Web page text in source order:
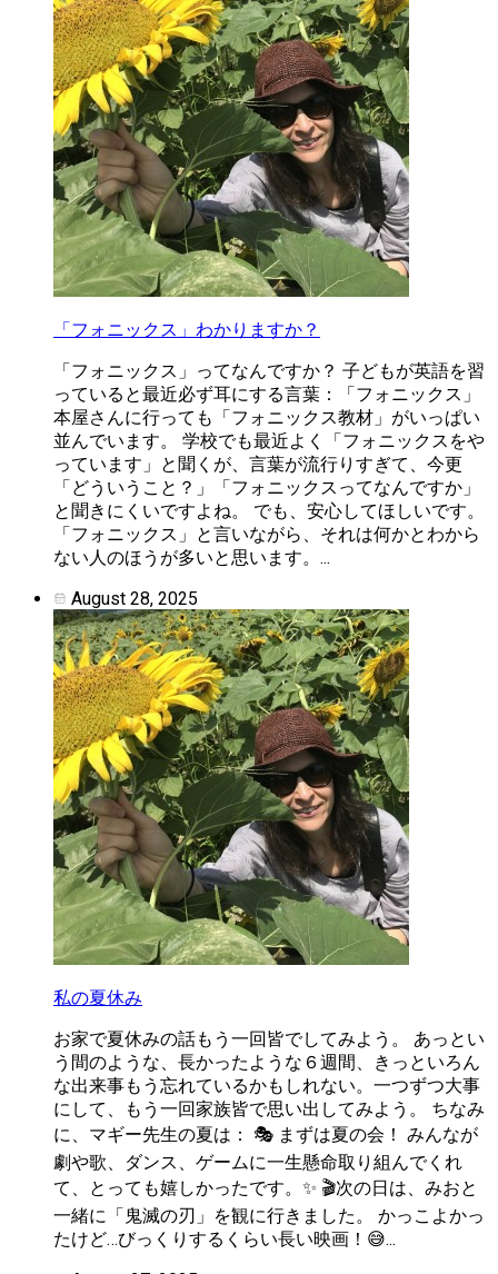
「フォニックス」わかりますか？
「フォニックス」ってなんですか？ 子どもが英語を習
っていると最近必ず耳にする言葉：「フォニックス」
本屋さんに行っても「フォニックス教材」がいっぱい
並んでいます。 学校でも最近よく「フォニックスをや
っています」と聞くが、言葉が流行りすぎて、今更
「どういうこと？」「フォニックスってなんですか」
と聞きにくいですよね。 でも、安心してほしいです。
「フォニックス」と言いながら、それは何かとわから
ない人のほうが多いと思います。...
August 28, 2025
私の夏休み
お家で夏休みの話もう一回皆でしてみよう。 あっとい
う間のような、長かったような６週間、きっといろん
な出来事もう忘れているかもしれない。一つずつ大事
にして、もう一回家族皆で思い出してみよう。 ちなみ
に、マギー先生の夏は： 🎭 まずは夏の会！ みんなが
劇や歌、ダンス、ゲームに一生懸命取り組んでくれ
て、とっても嬉しかったです。✨ 🎬次の日は、みおと
一緒に「鬼滅の刃」を観に行きました。 かっこよかっ
たけど…びっくりするくらい長い映画！😅...